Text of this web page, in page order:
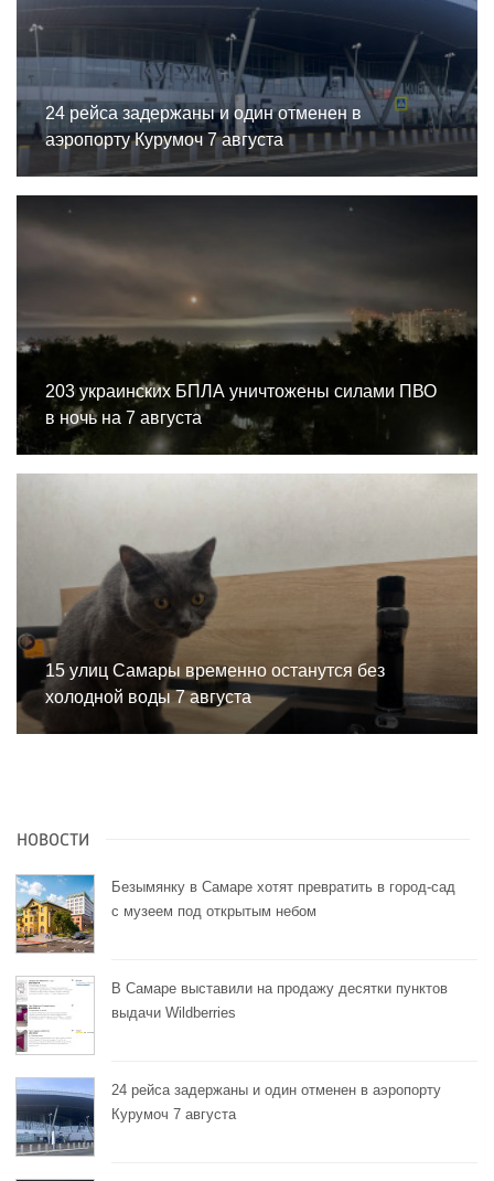
24 рейса задержаны и один отменен в
аэропорту Курумоч 7 августа
203 украинских БПЛА уничтожены силами ПВО
в ночь на 7 августа
15 улиц Самары временно останутся без
холодной воды 7 августа
НОВОСТИ
Безымянку в Самаре хотят превратить в город-сад
с музеем под открытым небом
В Самаре выставили на продажу десятки пунктов
выдачи Wildberries
24 рейса задержаны и один отменен в аэропорту
Курумоч 7 августа